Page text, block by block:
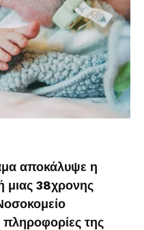
αποκάλυψε η
μιας 38χρονης
της